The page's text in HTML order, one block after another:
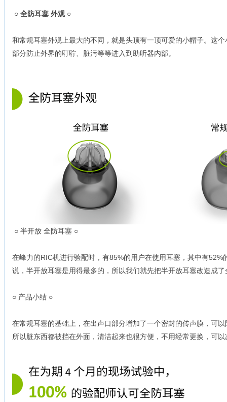
○ 全防耳塞 外观 ○
和常规耳塞外观上最大的不同，就是头顶有一顶可爱的小帽子。这
部分防止外界的耵聍、脏污等等进入到助听器内部。
○ 半开放 全防耳塞 ○
在峰力的RIC机进行验配时，有85%的用户在使用耳塞，其中有52%
说，半开放耳塞是用得最多的，所以我们就先把半开放耳塞改造成了
○ 产品小结 ○
在常规耳塞的基础上，在出声口部分增加了一个密封的传声膜，可
所以脏东西都被挡在外面，清洁起来也很方便，不用经常更换，可